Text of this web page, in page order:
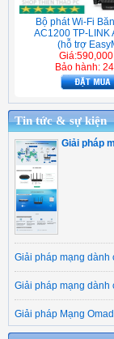
Bộ phát Wi-Fi
AC1200 TP-LINK
(hỗ trợ
Bảo hành:
Tin tức & sự kiện
Giải pháp
Giải pháp mạng dành
Giải pháp mạng dành
Giải pháp Mạng